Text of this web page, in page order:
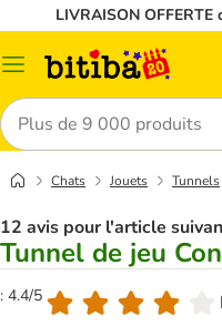
LIVRAISON
Menu
Rechercher
Chats Jouets Tunnels
12 avis pour l'article
Tunnel de jeu
: 4.4/5